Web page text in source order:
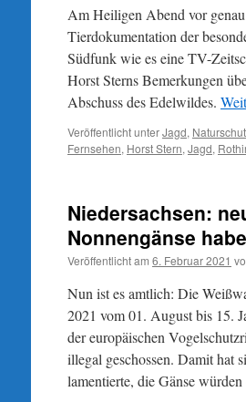
Am Heiligen Abend vor genau
Tierdokumentation der
Südfunk wie es eine TV-
Horst Sterns Bemerkungen
Abschuss des Edelwildes.
Veröffentlicht unterJagd,
Fernsehen, Horst Stern, Jagd,
Niedersachsen:
Nonnengänse
Veröffentlicht am 6. Februar 2021
Nun ist es amtlich: Die
2021 vom 01. August bis 15.
der europäischen
illegal geschossen. Damit hat
lamentierte, die Gänse